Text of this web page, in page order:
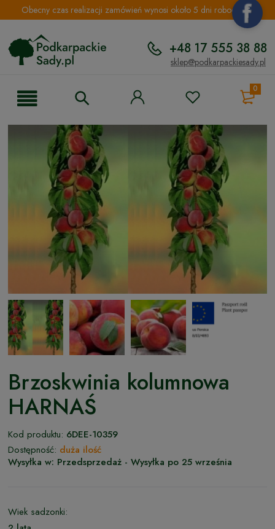
Obecny czas realizacji zamówień wynosi około 5 dni roboczych.
+48 17 555 38 88
sklep@podkarpackiesady.pl
0
Brzoskwinia kolumnowa
HARNAŚ
Kod produktu: 6DEE-10359
Dostępność: duża ilość
Wysyłka w: Przedsprzedaż - Wysyłka po 25 września
Wiek sadzonki: